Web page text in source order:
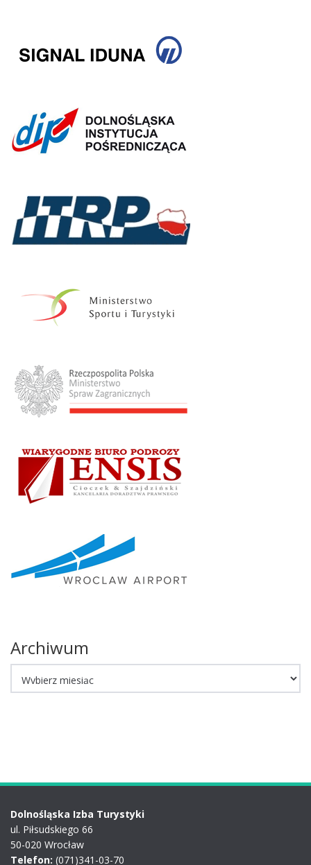
Archiwum
Dolnośląska Izba Turystyki
ul. Piłsudskiego 66
50-020 Wrocław
Telefon: (071)341-03-70